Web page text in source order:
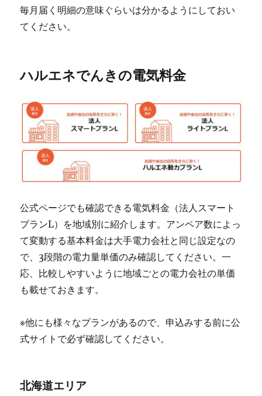
毎月届く明細の意味ぐらいは分かるようにしておい
てください。
ハルエネでんきの電気料金
公式ページでも確認できる電気料金（法人スマート
プランL）を地域別に紹介します。アンペア数によっ
て変動する基本料金は大手電力会社と同じ設定なの
で、3段階の電力量単価のみ確認してください。一
応、比較しやすいように地域ごとの電力会社の単価
も載せておきます。
※他にも様々なプランがあるので、申込みする前に公
式サイトで必ず確認してください。
北海道エリア